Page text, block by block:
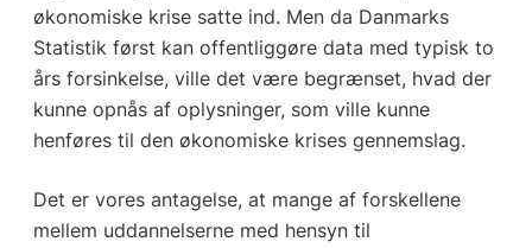
økonomiske krise satte ind. Men da Danmarks
Statistik først kan offentliggøre data med typisk to
års forsinkelse, ville det være begrænset, hvad der
kunne opnås af oplysninger, som ville kunne
henføres til den økonomiske krises gennemslag.
Det er vores antagelse, at mange af forskellene
mellem uddannelserne med hensyn til